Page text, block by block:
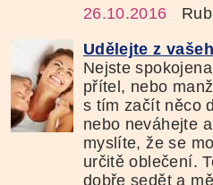
26.10.2016
Udělejte z
Nejste
přítel, nebo
s tím začít něco
nebo neváhejte
myslíte, že se
určitě oblečení.
dobře sedět a